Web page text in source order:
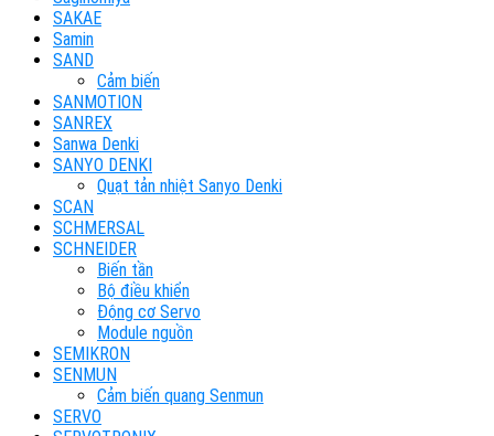
SAKAE
Samin
SAND
Cảm biến
SANMOTION
SANREX
Sanwa Denki
SANYO DENKI
Quạt tản nhiệt Sanyo Denki
SCAN
SCHMERSAL
SCHNEIDER
Biến tần
Bộ điều khiển
Động cơ Servo
Module nguồn
SEMIKRON
SENMUN
Cảm biến quang Senmun
SERVO